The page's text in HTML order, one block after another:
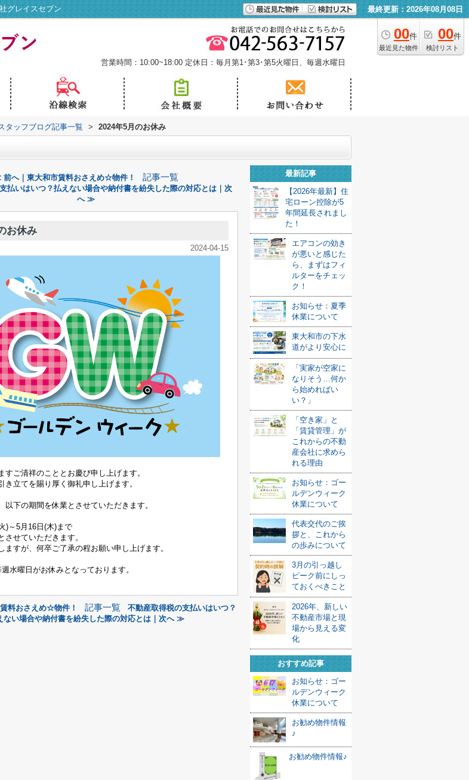
グレイスセブン 最終更新：2026年08月08日
00件
最近見た物件
00件
検討リスト
営業時間：10:00~18:00 定休日：毎月第1･第3･第5火曜日、毎週水曜日
タッフブログ記事一覧 > 2024年5月のお休み
へ｜東大和市賃料おさえめ☆物件！ 記事一覧
払いはいつ？払えない場合や納付書を紛失した際の対応とは｜次
へ ≫
お休み
2024-04-15
ご清祥のこととお慶び申し上げます。
き立てを賜り厚く御礼申し上げます。
以下の期間を休業とさせていただきます。
)～5月16日(木)まで
させていただきます。
ますが、何卒ご了承の程お願い申し上げます。
水曜日がお休みとなっております。
料おさえめ☆物件！ 記事一覧
不動産取得税の支払いはいつ？
ない場合や納付書を紛失した際の対応とは｜次へ ≫
最新記事
【2026年最新】住
宅ローン控除が5
年間延長されまし
た！
エアコンの効き
が悪いと感じた
ら、まずはフィ
ルターをチェッ
ク！
お知らせ：夏季
休業について
東大和市の下水
道がより安心に
「実家が空家に
なりそう…何か
ら始めればい
い？」
「空き家」と
「賃貸管理」が
これからの不動
産会社に求めら
れる理由
お知らせ：ゴー
ルデンウィーク
休業について
代表交代のご挨
拶と、これから
の歩みについて
3月の引っ越し
ピーク前にしっ
ておくべきこと
2026年、新しい
不動産市場と現
場から見える変
化
おすすめ記事
お知らせ：ゴー
ルデンウィーク
休業について
お勧め物件情報
♪
お勧め物件情報♪